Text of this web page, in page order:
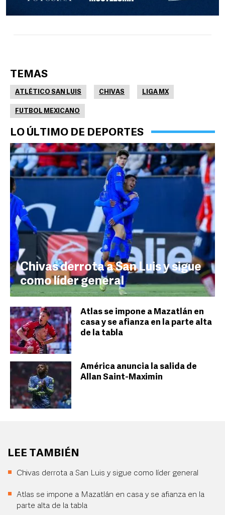
TEMAS
ATLÉTICO SAN LUIS CHIVAS LIGA MX
FUTBOL MEXICANO
LO ÚLTIMO DE DEPORTES
Chivas derrota a San Luis y sigue
como líder general
Atlas se impone a Mazatlán en
casa y se afianza en la parte alta
de la tabla
América anuncia la salida de
Allan Saint-Maximin
LEE TAMBIÉN
Chivas derrota a San Luis y sigue como líder general
Atlas se impone a Mazatlán en casa y se afianza en la
parte alta de la tabla